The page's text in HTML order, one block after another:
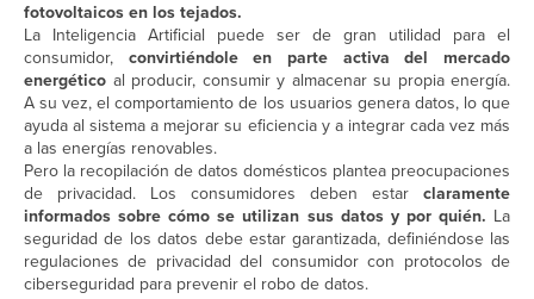
fotovoltaicos en los tejados.
La Inteligencia Artificial puede ser de gran utilidad para el
consumidor, convirtiéndole en parte activa del mercado
energético al producir, consumir y almacenar su propia energía.
A su vez, el comportamiento de los usuarios genera datos, lo que
ayuda al sistema a mejorar su eficiencia y a integrar cada vez más
a las energías renovables.
Pero la recopilación de datos domésticos plantea preocupaciones
de privacidad. Los consumidores deben estar claramente
informados sobre cómo se utilizan sus datos y por quién. La
seguridad de los datos debe estar garantizada, definiéndose las
regulaciones de privacidad del consumidor con protocolos de
ciberseguridad para prevenir el robo de datos.